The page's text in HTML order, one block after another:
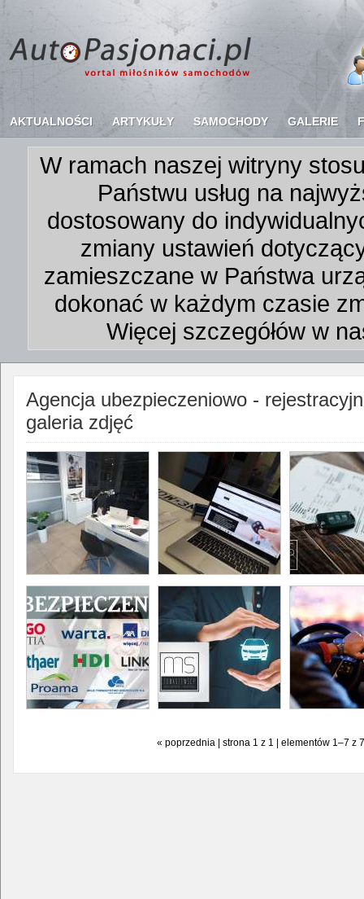
AKTUALNOŚCI ARTYKUŁY SAMOCHODY GALERIE
W ramach naszej witryny
Państwu usług na
dostosowany do
zmiany ustawień
zamieszczane w Państwa
dokonać w każdym czasie
Więcej szczegółów w
Agencja ubezpieczeniowo -
galeria zdjęć
« poprzednia | strona 1 z 1 | elementów 1–7 z